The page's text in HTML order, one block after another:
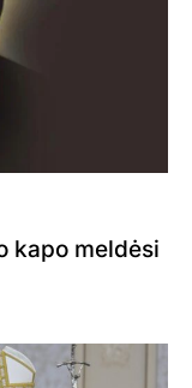
kapo meldėsi